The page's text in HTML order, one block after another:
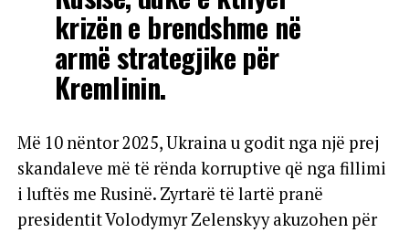
krizën e brendshme në
armë strategjike për
Kremlinin.
Më 10 nëntor 2025, Ukraina u godit nga një prej
skandaleve më të rënda korruptive që nga fillimi
i luftës me Rusinë. Zyrtarë të lartë pranë
presidentit Volodymyr Zelenskyy akuzohen për